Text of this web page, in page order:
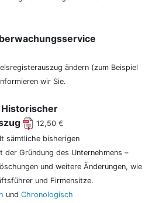
ändern (zum Beispiel
wir Sie.
12,50 €
sämtliche bisherigen
der Gründung des Unternehmens –
und weitere Änderungen, wie
und Firmensitze.
und Chronologisch